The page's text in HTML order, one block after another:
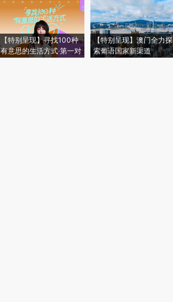
【特别呈现】寻找100种
有意思的生活方式·第一对
【特别呈现】澳门全力探
索葡语国家新渠道